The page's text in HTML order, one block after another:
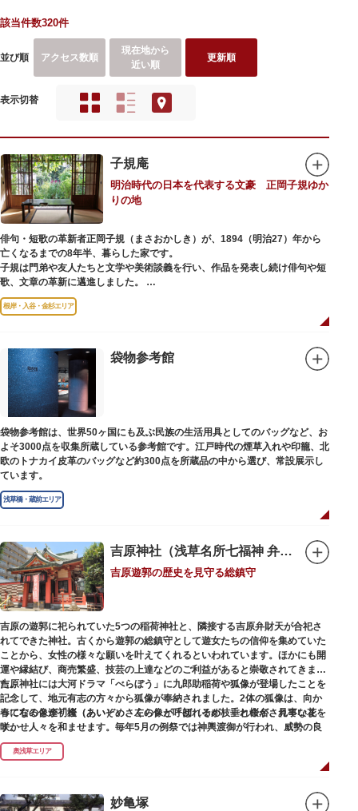
該当件数320件
並び順 アクセス数順
現在地から
近い順
更新順
表示切替
子規庵
明治時代の日本を代表する文豪 正岡子規ゆか
りの地
俳句・短歌の革新者正岡子規（まさおかしき）が、1894（明治27）年から
亡くなるまでの8年半、暮らした家です。
子規は門弟や友人たちと文学や美術談義を行い、作品を発表し続け俳句や短
歌、文章の革新に邁進しました。
故郷松山より母と妹を呼び寄せ、結核に苦しみながらも34歳で亡くなるまで
精力的に文学作品を創作し続けた場所でもあります。
ま再建され、現在の庵は東京都指定史跡として明治の雰囲気が体感できる魅
力的な空間となっています。
子規が病室兼書斎にしていた「病牀六尺の間」などを復元しており、明治の
暮らしだけでなく創作の様子を偲ぶことができます。現在、一般のボランテ
ィア団体により大切に維持・保存されています。
根岸・入谷・金杉エリア
袋物参考館
袋物参考館は、世界50ヶ国にも及ぶ民族の生活用具としてのバッグなど、お
よそ3000点を収集所蔵している参考館です。江戸時代の煙草入れや印籠、北
欧のトナカイ皮革のバッグなど約300点を所蔵品の中から選び、常設展示し
ています。
浅草橋・蔵前エリア
吉原神社（浅草名所七福神 弁財天）
吉原遊郭の歴史を見守る総鎮守
吉原の遊郭に祀られていた5つの稲荷神社と、隣接する吉原弁財天が合祀さ
れてできた神社。古くから遊郭の総鎮守として遊女たちの信仰を集めていた
ことから、女性の様々な願いを叶えてくれるといわれています。ほかにも開
運や縁結び、商売繁盛、技芸の上達などのご利益があると崇敬されてきまし
た。
春になると逢初桜（あいぞめさくら）と呼ばれるが枝垂れ桜が、見事な花を
咲かせ人々を和ませます。毎年5月の例祭では神輿渡御が行われ、威勢の良
い掛け声とともに各町は活気にあふれます。
吉原弁財天は浅草名所七福神の一社・弁財天にあたり、七福神に関する授与
吉原神社には大河ドラマ「べらぼう」に九郎助稲荷や狐像が登場したことを
記念して、地元有志の方々から狐像が奉納されました。2体の狐像は、向か
って右の像が「逢（あい）」、左の像が「初（そめ）」と命名されていま
す。
奥浅草エリア
妙亀塚